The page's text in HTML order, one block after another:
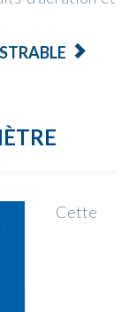
Cette